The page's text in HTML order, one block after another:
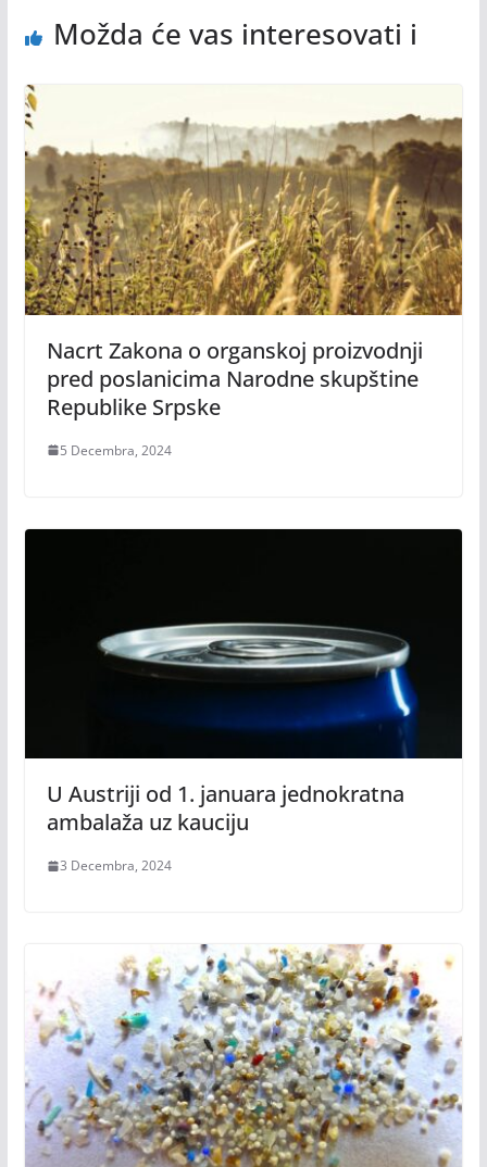
Možda će vas interesovati i
Nacrt Zakona o organskoj proizvodnji
pred poslanicima Narodne skupštine
Republike Srpske
5 Decembra, 2024
U Austriji od 1. januara jednokratna
ambalaža uz kauciju
3 Decembra, 2024